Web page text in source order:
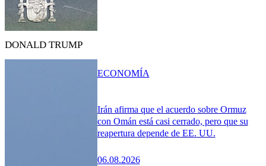
DONALD TRUMP
Irán afirma que el acuerdo sobre Ormuz
con Omán está casi cerrado, pero que su
reapertura depende de EE. UU.
06.08.2026
ECONOMÍA